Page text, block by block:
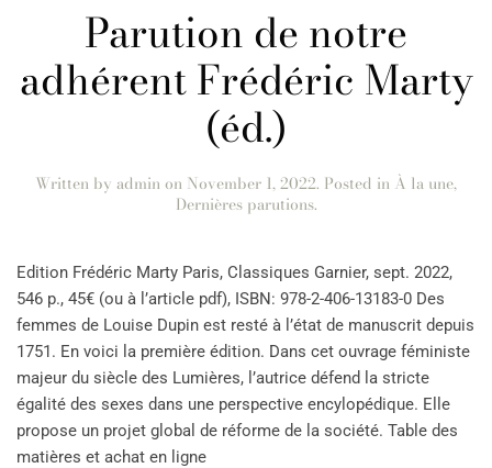
Parution de notre
adhérent Frédéric Marty
(éd.)
Written by admin on November 1, 2022. Posted in À la une,
Dernières parutions.
Edition Frédéric Marty Paris, Classiques Garnier, sept. 2022,
546 p., 45€ (ou à l’article pdf), ISBN: 978-2-406-13183-0 Des
femmes de Louise Dupin est resté à l’état de manuscrit depuis
1751. En voici la première édition. Dans cet ouvrage féministe
majeur du siècle des Lumières, l’autrice défend la stricte
égalité des sexes dans une perspective encylopédique. Elle
propose un projet global de réforme de la société. Table des
matières et achat en ligne